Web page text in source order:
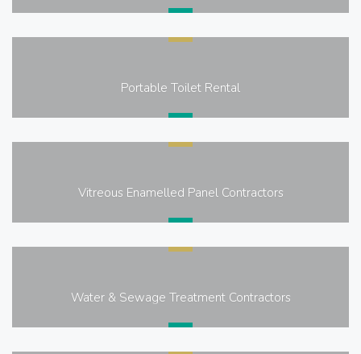
Portable Toilet Rental
Vitreous Enamelled Panel Contractors
Water & Sewage Treatment Contractors